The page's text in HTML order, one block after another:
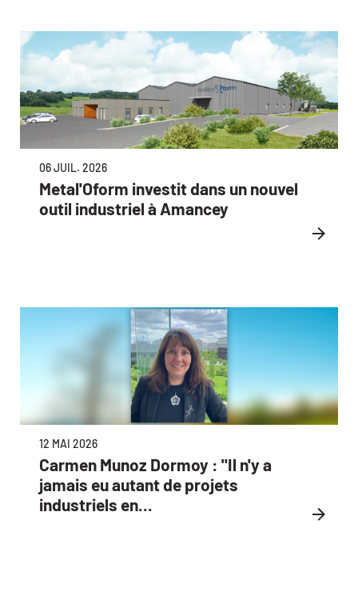
06 JUIL. 2026
Metal'Oform investit dans un nouvel
outil industriel à Amancey
12 MAI 2026
Carmen Munoz Dormoy : "Il n'y a
jamais eu autant de projets
industriels en...